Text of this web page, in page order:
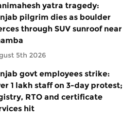
yatra tragedy:
pilgrim dies as boulder
through SUV sunroof near
5th 2026
govt employees strike:
1 lakh staff on 3-day protest;
RTO and certificate
hit